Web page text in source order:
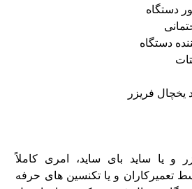
دستگاه
دستگاه
یخچال فریزر
و یا ساید بای‌ ساید، امری کاملاً
تعمیرکاران و یا تکنسین های حرفه‌